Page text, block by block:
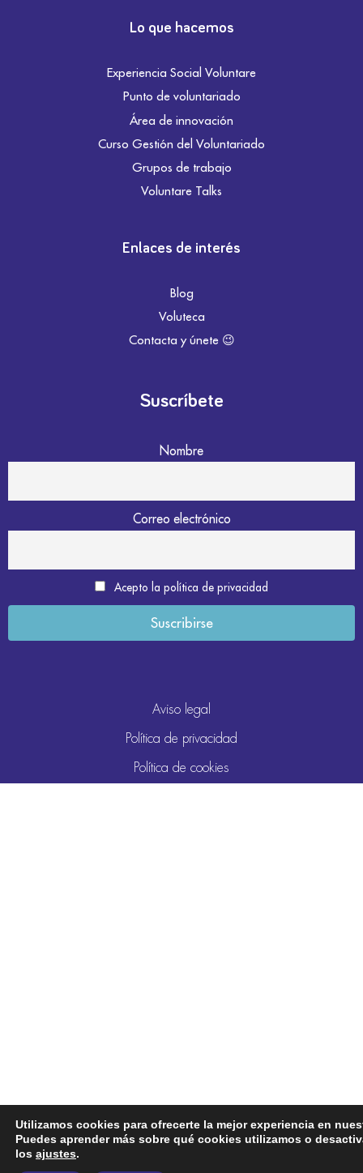
Lo que hacemos
Experiencia Social Voluntare
Punto de voluntariado
Área de innovación
Curso Gestión del Voluntariado
Grupos de trabajo
Voluntare Talks
Enlaces de interés
Blog
Voluteca
Contacta y únete 😉
Suscríbete
Nombre
Correo electrónico
Acepto la política de privacidad
Aviso legal
Política de privacidad
Política de cookies
Utilizamos cookies para ofrecerte la mejor experiencia en
Puedes aprender más sobre qué cookies utilizamos o
los ajustes.